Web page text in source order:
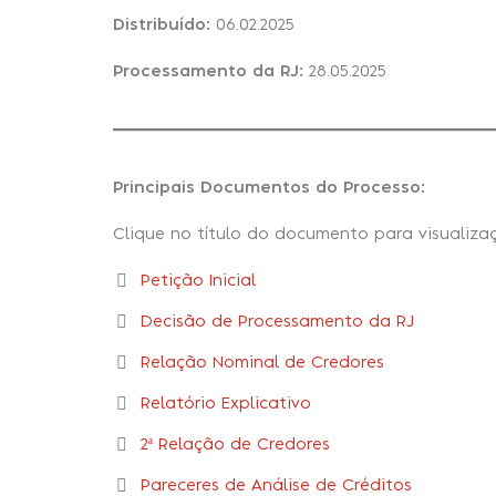
Distribuído: 06.02.2025
Processamento da RJ: 28.05.2025
Principais Documentos do Processo:
Clique no título do documento para
Petição Inicial
Decisão de Processamento da RJ
Relação Nominal de Credores
Relatório Explicativo
2ª Relação de Credores
Pareceres de Análise de Créditos